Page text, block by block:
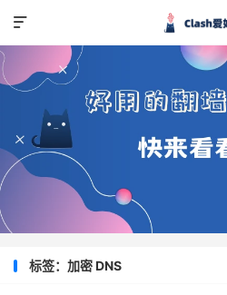

标签：加密 DNS